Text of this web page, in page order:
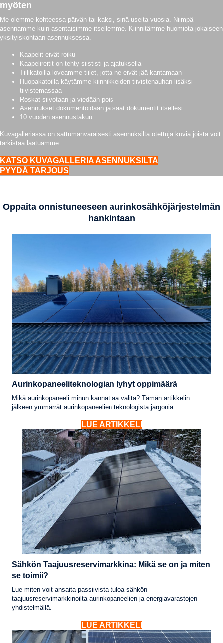
myöten
Me olemme kohteessa päivän tai kaksi, sinä useita vuosia. Niimpä
asennamme kuin asentaisimme itsellemme. Kiinnitämme huomiota jokaiseen
yksityiskohtaan asennuksessa.
Kaapelit eivät roiku
Kaapelireitit on tehty siististi ja ajatuksella
Tiilikatoilla loveamme tiilet, jotta ne eivät jää kantamaan
Huopakatoilla käytämme kiinnikkeiden tiivistenauhan lisäksi
tiivistemassaa
Roskat siivotaan ja viedään pois
Asennukset dokumentoidaan ja saat dokumentit itsellesi
10 vuoden asennustakuu
Kuvagalleriassa on sattumanvaraisesti asennuksilta otettuja kuvia joista voit
tarkistaa laatuamme.
KATSO KUVAGALLERIA ASENNUKSILTA
PYYDÄ TARJOUS
Oppaita onnistuneeseen aurinkosähköjärjestelmän
hankintaan
Aurinkopaneeliteknologian lyhyt oppimäärä
Mikä aurinkopaneeli minun kannattaa valita? Tämän artikkelin
jälkeen ymmärrät aurinkopaneelien teknologista jargonia.
LUE ARTIKKELI
Sähkön Taajuusreservimarkkina: Mikä se on ja miten
se toimii?
Lue miten voit ansaita passiivista tuloa sähkön
taajuusreservimarkkinoilta aurinkopaneelien ja energiavarastojen
yhdistelmällä.
LUE ARTIKKELI